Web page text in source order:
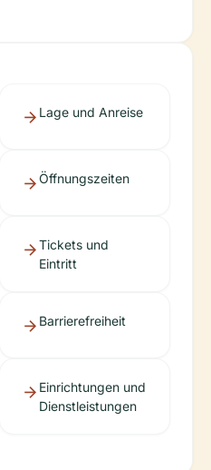
Lage und Anreise
Öffnungszeiten
Tickets und
Eintritt
Barrierefreiheit
Einrichtungen und
Dienstleistungen